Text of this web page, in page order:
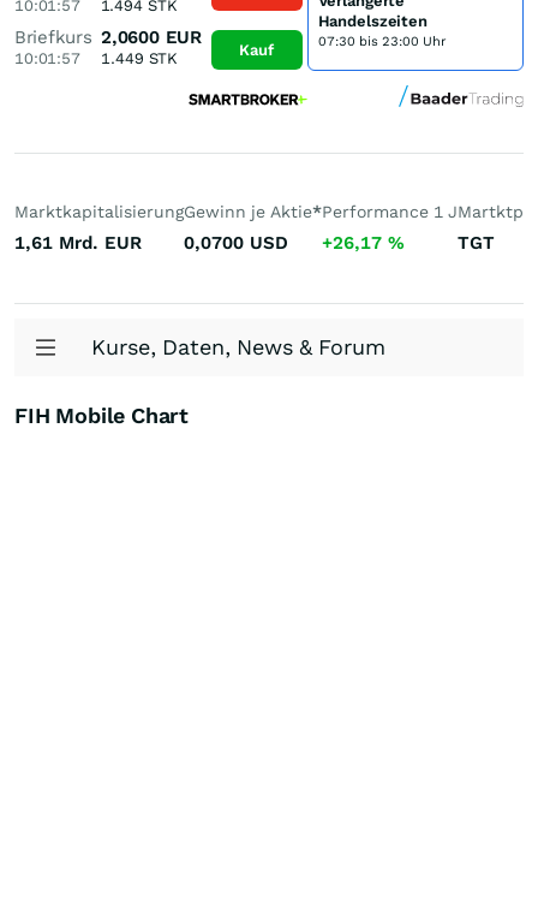
10:01:57 1.494STK
Briefkurs
10:01:57
2,0600 EUR
1.449 STK Kauf
Handelszeiten
07:30 bis 23:00 Uhr
Marktkapitalisierung
1,61 Mrd. EUR
Gewinn je Aktie*
0,0700 USD
Performance 1 J
+26,17 % TGT
Kurse, Daten, News & Forum
FIH Mobile Chart